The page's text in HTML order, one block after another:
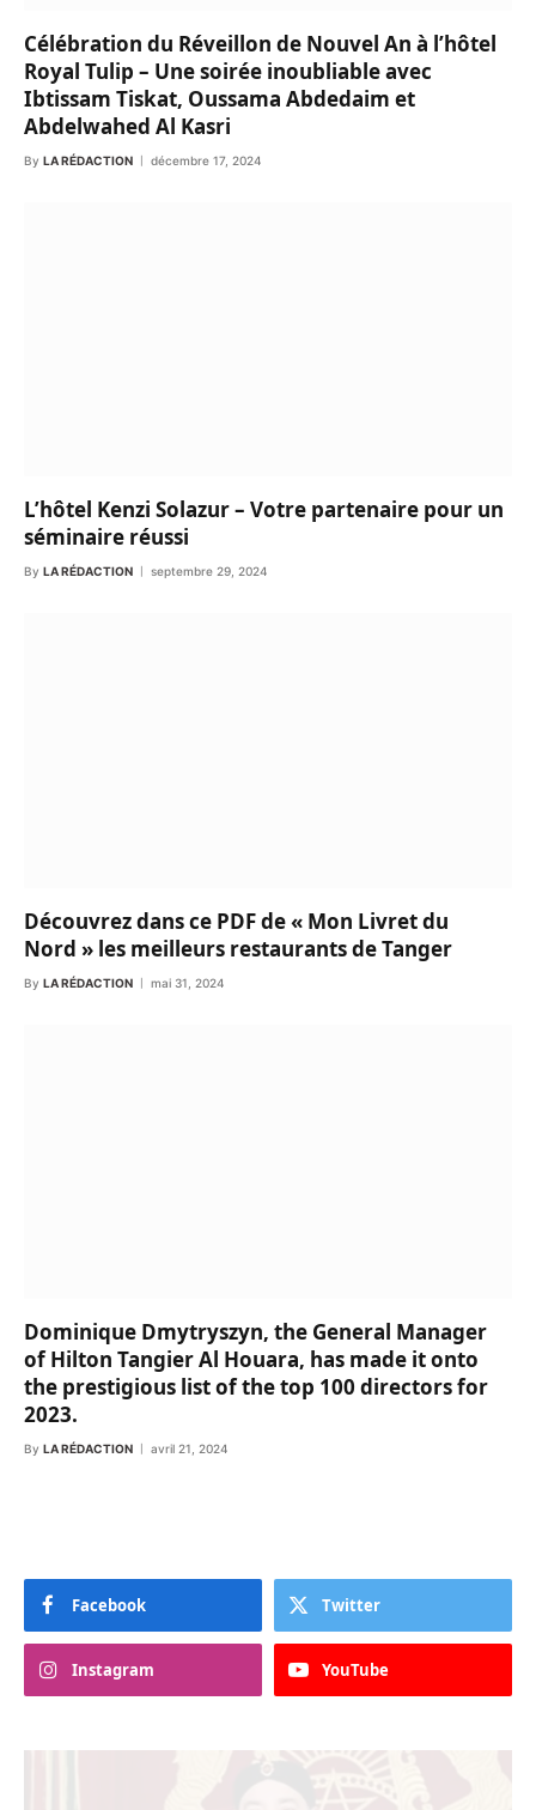
Célébration du Réveillon de Nouvel An à l’hôtel
Royal Tulip – Une soirée inoubliable avec
Ibtissam Tiskat, Oussama Abdedaim et
Abdelwahed Al Kasri
By LA RÉDACTION décembre 17, 2024
L’hôtel Kenzi Solazur – Votre partenaire pour un
séminaire réussi
By LA RÉDACTION septembre 29, 2024
Découvrez dans ce PDF de « Mon Livret du
Nord » les meilleurs restaurants de Tanger
By LA RÉDACTION mai 31, 2024
Dominique Dmytryszyn, the General Manager
of Hilton Tangier Al Houara, has made it onto
the prestigious list of the top 100 directors for
2023.
By LA RÉDACTION avril 21, 2024
Facebook Twitter
Instagram YouTube